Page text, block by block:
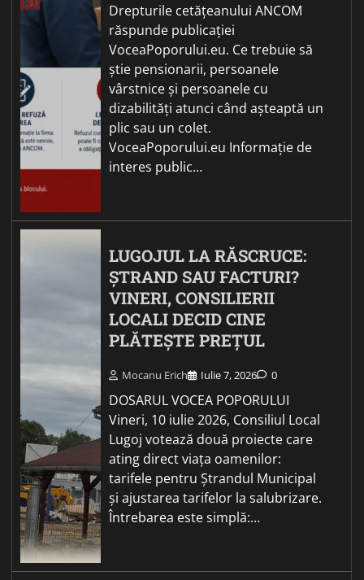
Drepturile cetățeanului ANCOM
răspunde publicației
VoceaPoporului.eu. Ce trebuie să
știe pensionarii, persoanele
vârstnice și persoanele cu
dizabilități atunci când așteaptă un
plic sau un colet.
VoceaPoporului.eu Informație de
interes public…
LUGOJUL LA RĂSCRUCE:
ȘTRAND SAU FACTURI?
VINERI, CONSILIERII
LOCALI DECID CINE
PLĂTEȘTE PREȚUL
Mocanu Erich Iulie 7, 2026 0
DOSARUL VOCEA POPORULUI
Vineri, 10 iulie 2026, Consiliul Local
Lugoj votează două proiecte care
ating direct viața oamenilor:
tarifele pentru Ștrandul Municipal
și ajustarea tarifelor la salubrizare.
Întrebarea este simplă:…